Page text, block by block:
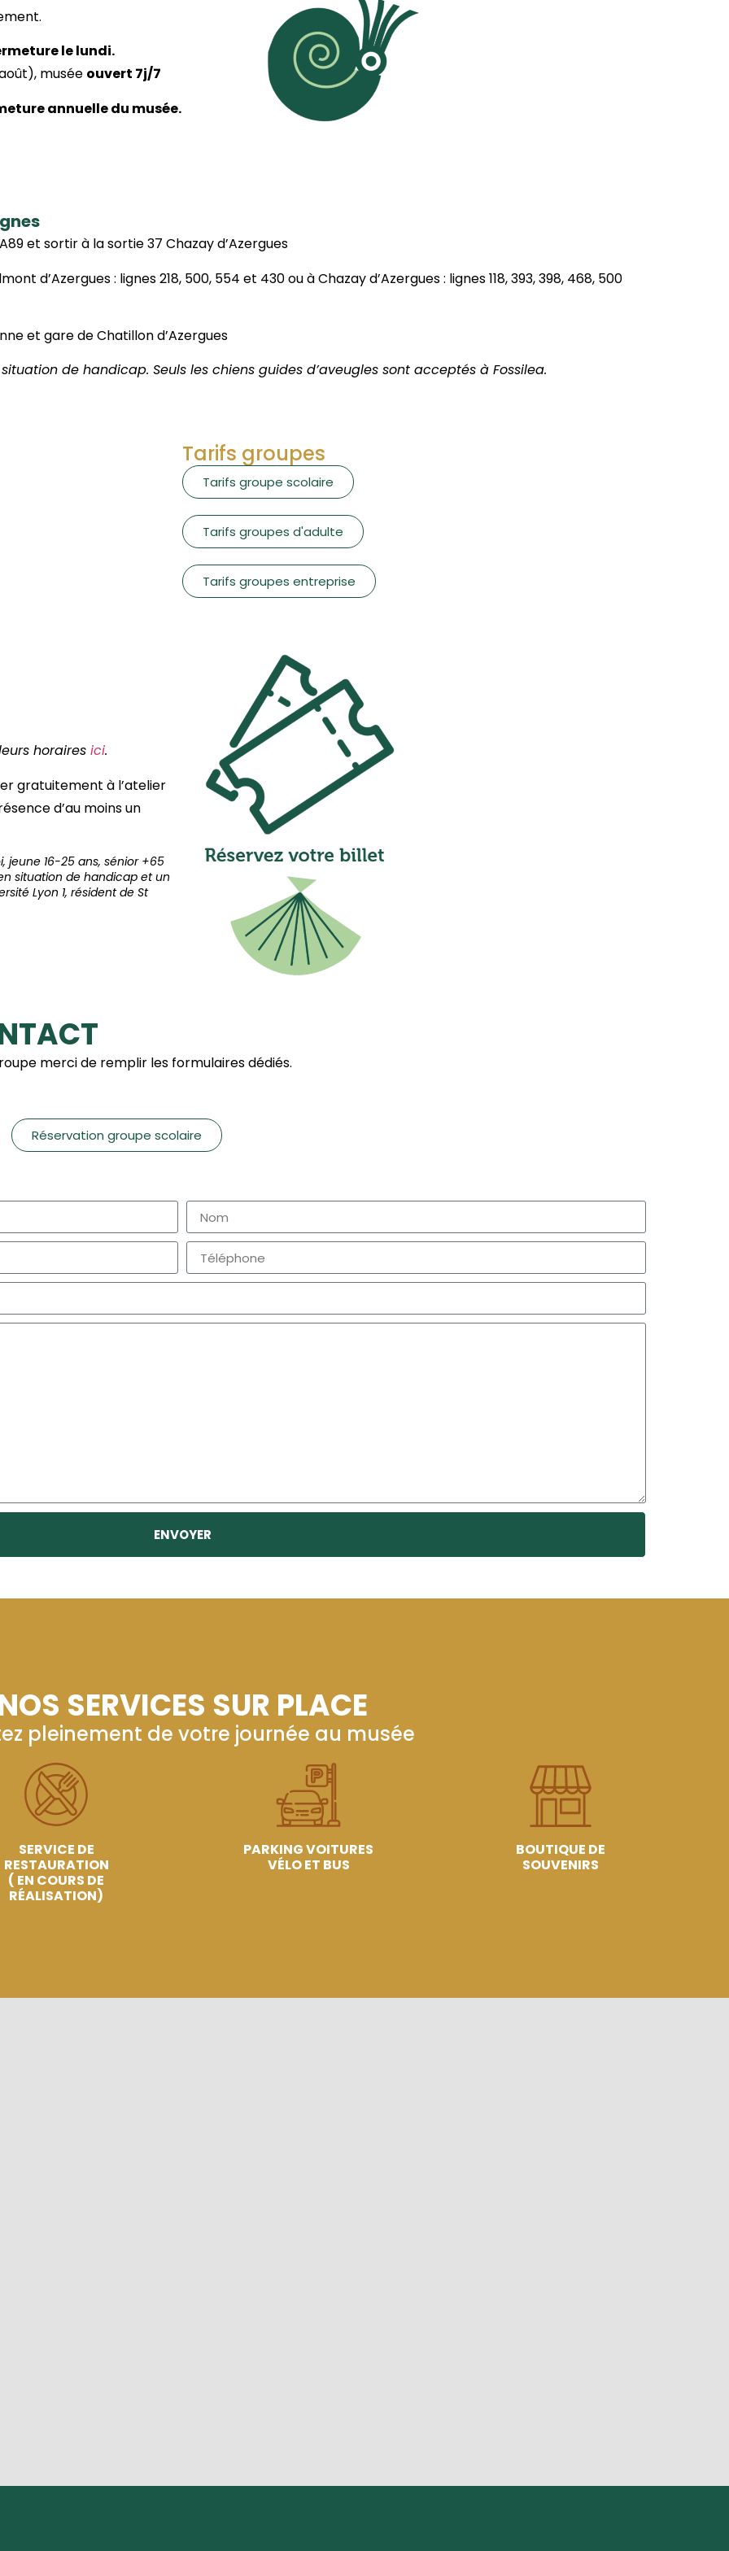
le lundi.
musée ouvert 7j/7
annuelle du musée.
et sortir à la sortie 37 Chazay d’Azergues
d’Azergues : lignes 218, 500, 554 et 430 ou à Chazay d’Azergues : lignes 118, 393, 398, 468, 500
et gare de Chatillon d’Azergues
de handicap. Seuls les chiens guides d’aveugles sont acceptés à Fossilea.
horaires ici.
gratuitement à l’atelier
d’au moins un
jeune 16-25 ans, sénior +65
situation de handicap et un
Lyon 1, résident de St
Tarifs groupes
Tarifs groupe scolaire
Tarifs groupes d'adulte
Tarifs groupes entreprise
merci de remplir les formulaires dédiés.
Réservation groupe scolaire
ENVOYER
SERVICES SUR PLACE
pleinement de votre journée au musée
SERVICE DE
RESTAURATION
( EN COURS DE
RÉALISATION)
PARKING VOITURES
VÉLO ET BUS
BOUTIQUE DE
SOUVENIRS